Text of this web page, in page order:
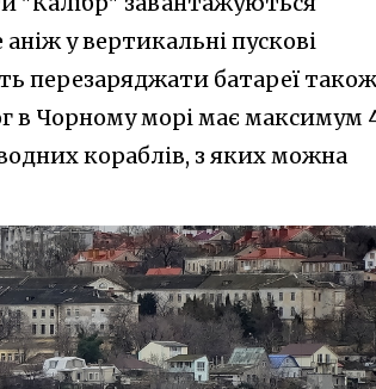
у вертикальні пускові
перезаряджати батареї також
в Чорному морі має максимум
кораблів, з яких можна